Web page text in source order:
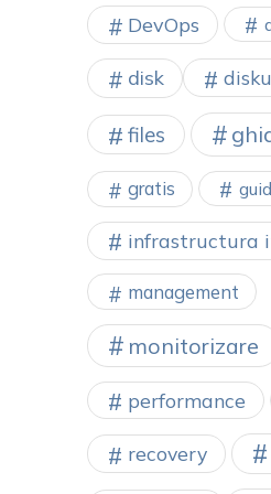
DevOps
disk
files
gratis
infrastructura
management
monitorizare
performance
recovery